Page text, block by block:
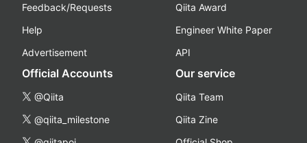
Feedback/Requests
Help
Advertisement
Qiita Award
Engineer White Paper
API
Official Accounts
@Qiita
@qiita_milestone
Our service
Qiita Team
Qiita Zine